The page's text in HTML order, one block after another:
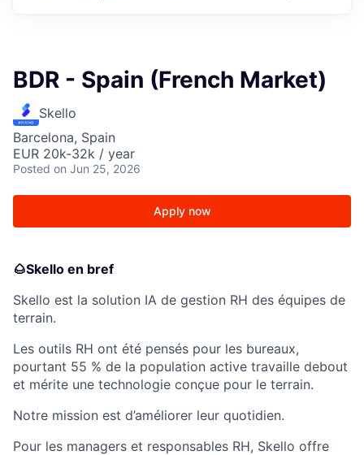
BDR - Spain (French Market)
Skello
Barcelona, Spain
EUR 20k-32k / year
Posted on Jun 25, 2026
Apply now
🌰Skello en bref
Skello est la solution IA de gestion RH des équipes de
terrain.
Les outils RH ont été pensés pour les bureaux,
pourtant 55 % de la population active travaille debout
et mérite une technologie conçue pour le terrain.
Notre mission est d’améliorer leur quotidien.
Pour les managers et responsables RH, Skello offre